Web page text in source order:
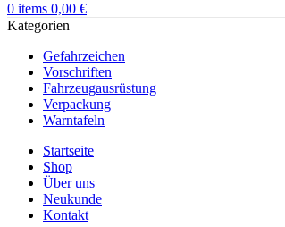
0 items 0,00 €
Kategorien
Gefahrzeichen
Vorschriften
Fahrzeugausrüstung
Verpackung
Warntafeln
Startseite
Shop
Über uns
Neukunde
Kontakt